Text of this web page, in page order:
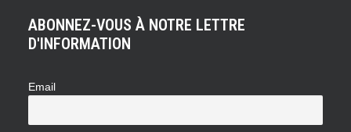
ABONNEZ-VOUS À NOTRE LETTRE
D'INFORMATION
Email